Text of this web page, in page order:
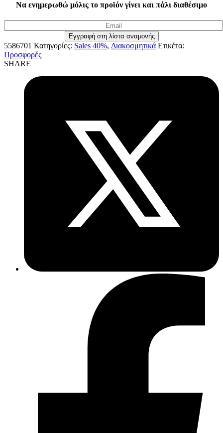
Να ενημερωθώ μόλις το προϊόν γίνει και πάλι διαθέσιμο
5586701 Κατηγορίες: Sales 40%, Διακοσμητικά Ετικέτα:
Προσφορές
SHARE